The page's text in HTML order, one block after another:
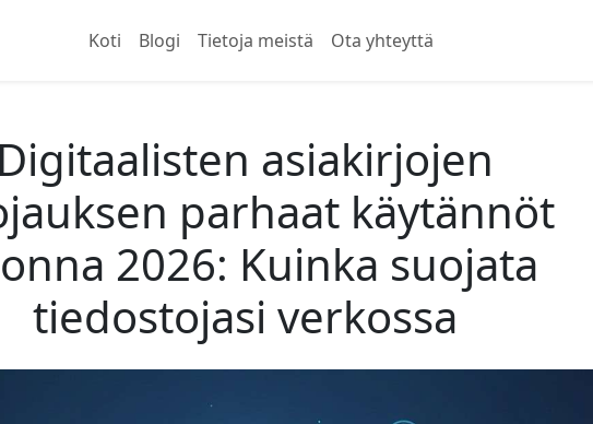
Koti Blogi Tietoja meistä Ota yhteyttä
asiakirjojen
parhaat käytännöt
2026: Kuinka suojata
tiedostojasi verkossa